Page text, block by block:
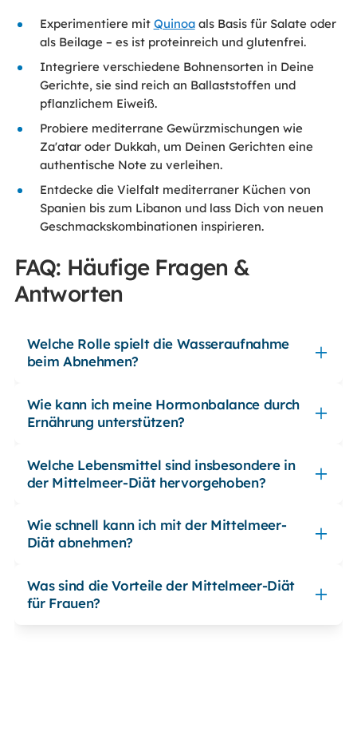
Experimentiere mit Quinoaals Basis für Salate oder
als Beilage – es ist proteinreich und glutenfrei.
Integriere verschiedene Bohnensorten in Deine
Gerichte, sie sind reich an Ballaststoffen und
pflanzlichem Eiweiß.
Probiere mediterrane Gewürzmischungen wie
Za'atar oder Dukkah, um Deinen Gerichten eine
authentische Note zu verleihen.
Entdecke die Vielfalt mediterraner Küchen von
Spanien bis zum Libanon und lass Dich von neuen
Geschmackskombinationen inspirieren.
FAQ: Häufige Fragen &
Antworten
Welche Rolle spielt die Wasseraufnahme
beim Abnehmen?
Wie kann ich meine Hormonbalance durch
Ernährung unterstützen?
Welche Lebensmittel sind insbesondere in
der Mittelmeer-Diät hervorgehoben?
Wie schnell kann ich mit der Mittelmeer-
Diät abnehmen?
Was sind die Vorteile der Mittelmeer-Diät
für Frauen?